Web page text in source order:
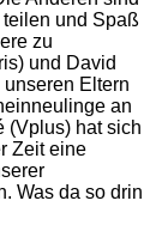
und Spaß
zu
und David
Eltern
an
(Vplus) hat sich
Zeit eine
Was da so drin